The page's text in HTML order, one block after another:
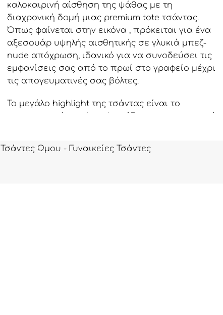
καλοκαιρινή αίσθηση της ψάθας με τη
διαχρονική δομή μιας premium tote τσάντας.
Όπως φαίνεται στην εικόνα , πρόκειται για ένα
αξεσουάρ υψηλής αισθητικής σε γλυκιά μπεζ-
nude απόχρωση, ιδανικό για να συνοδεύσει τις
εμφανίσεις σας από το πρωί στο γραφείο μέχρι
τις απογευματινές σας βόλτες.
Το μεγάλο highlight της τσάντας είναι το
αισθητικής πλεκτά τετράγωνα (crochet στυλ) που
Τσάντες Ωμου - Γυναικείες Τσάντες